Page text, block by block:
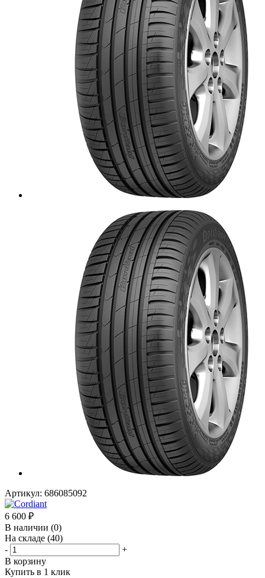
Артикул: 686085092
6 600 ₽
В наличии (0)
На складе (40)
-
+
В корзину
Купить в 1 клик